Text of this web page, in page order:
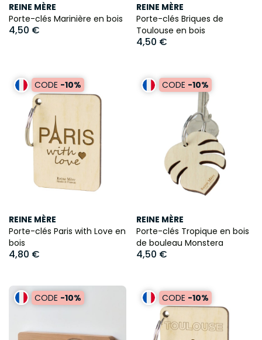
REINE MÈRE
Porte-clés Marinière en bois
4,50 €
REINE MÈRE
Porte-clés Briques de
Toulouse en bois
4,50 €
CODE -10%
REINE MÈRE
Porte-clés Paris with Love en
bois
4,80 €
CODE -10%
REINE MÈRE
Porte-clés Tropique en bois
de bouleau Monstera
4,50 €
CODE -10% CODE -10%